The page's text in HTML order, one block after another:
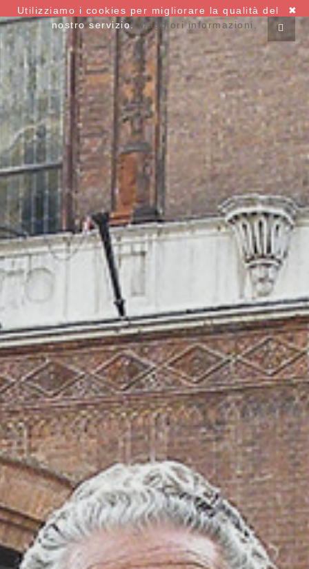
✖
Utilizziamo i cookies per migliorare la qualità del
nostro servizio. Maggiori informazioni.